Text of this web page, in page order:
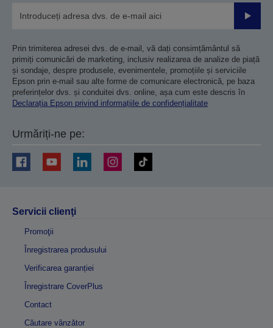
Prin trimiterea adresei dvs. de e-mail, vă dați consimțământul să
primiți comunicări de marketing, inclusiv realizarea de analize de piață
și sondaje, despre produsele, evenimentele, promoțiile și serviciile
Epson prin e-mail sau alte forme de comunicare electronică, pe baza
preferințelor dvs. și conduitei dvs. online, așa cum este descris în
Declarația Epson privind informațiile de confidențialitate
Urmăriți-ne pe:
Servicii clienţi
Promoţii
Înregistrarea produsului
Verificarea garanției
Înregistrare CoverPlus
Contact
Căutare vânzător